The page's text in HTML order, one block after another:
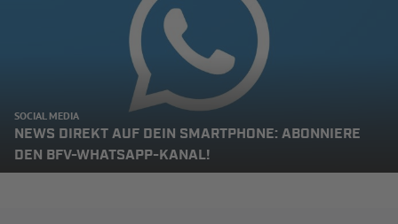
SOCIAL MEDIA
NEWS DIREKT AUF DEIN SMARTPHONE: ABONNIERE
DEN BFV-WHATSAPP-KANAL!